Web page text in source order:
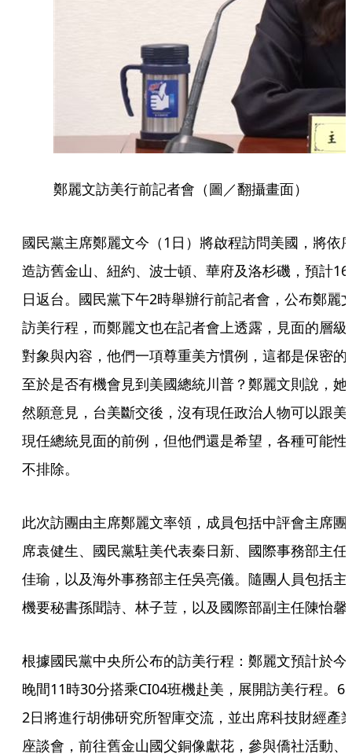
鄭麗文訪美行前記者會（圖／翻攝畫面）
國民黨主席鄭麗文今（1日）將啟程訪問美國，將依
造訪舊金山、紐約、波士頓、華府及洛杉磯，預計16
日返台。國民黨下午2時舉辦行前記者會，公布鄭麗
訪美行程，而鄭麗文也在記者會上透露，見面的層級
對象與內容，他們一項尊重美方慣例，這都是保密的
至於是否有機會見到美國總統川普？鄭麗文則說，她
然願意見，台美斷交後，沒有現任政治人物可以跟美
現任總統見面的前例，但他們還是希望，各種可能性
不排除。
此次訪團由主席鄭麗文率領，成員包括中評會主席團
席袁健生、國民黨駐美代表秦日新、國際事務部主任
佳瑜，以及海外事務部主任吳亮儀。隨團人員包括主
機要秘書孫聞詩、林子荳，以及國際部副主任陳怡馨
根據國民黨中央所公布的訪美行程：鄭麗文預計於今
晚間11時30分搭乘CI04班機赴美，展開訪美行程。6
2日將進行胡佛研究所智庫交流，並出席科技財經產
座談會，前往舊金山國父銅像獻花，參與僑社活動、